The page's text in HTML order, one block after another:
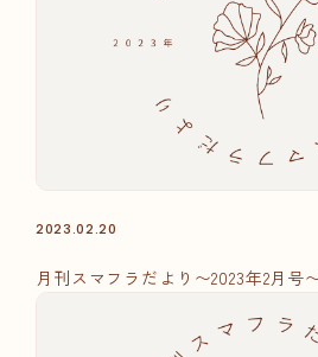
2023.02.20
月刊スマフラだより〜2023年2月号